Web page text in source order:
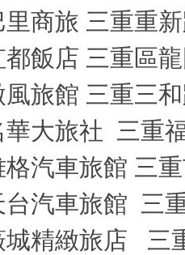
里商旅 三重重
都飯店 三重區
風旅館 三重三
華大旅社 三重
格汽車旅館 三
台汽車旅館 三
城精緻旅店
三